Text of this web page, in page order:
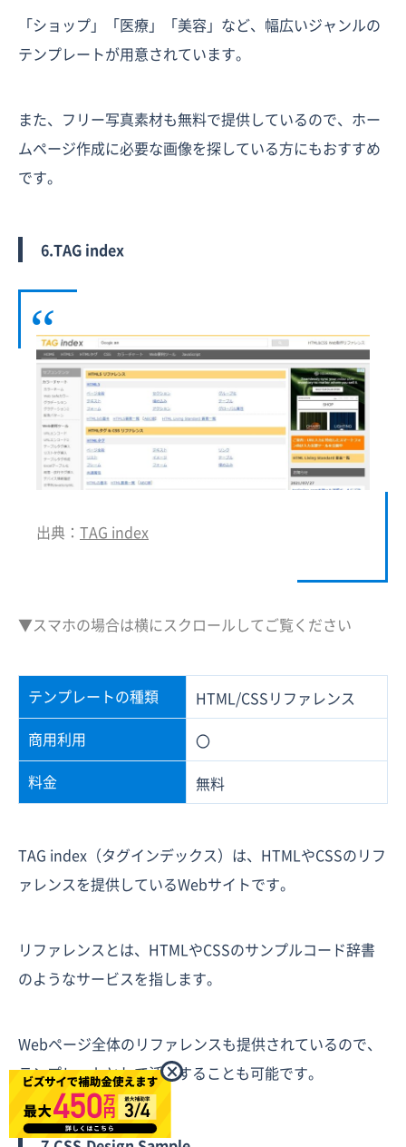
「ショップ」「医療」「美容」など、幅広いジャンルの
テンプレートが用意されています。
また、フリー写真素材も無料で提供しているので、ホー
ムページ作成に必要な画像を探している方にもおすすめ
です。
6.TAG index
出典： TAG index
▼スマホの場合は横にスクロールしてご覧ください
テンプレートの種類
HTML/CSSリファレンス
商用利用
〇
料金
無料
TAG index（タグインデックス）は、HTMLやCSSのリフ
ァレンスを提供しているWebサイトです。
リファレンスとは、HTMLやCSSのサンプルコード辞書
のようなサービスを指します。
Webページ全体のリファレンスも提供されているので、
テンプレートとして活用することも可能です。
×